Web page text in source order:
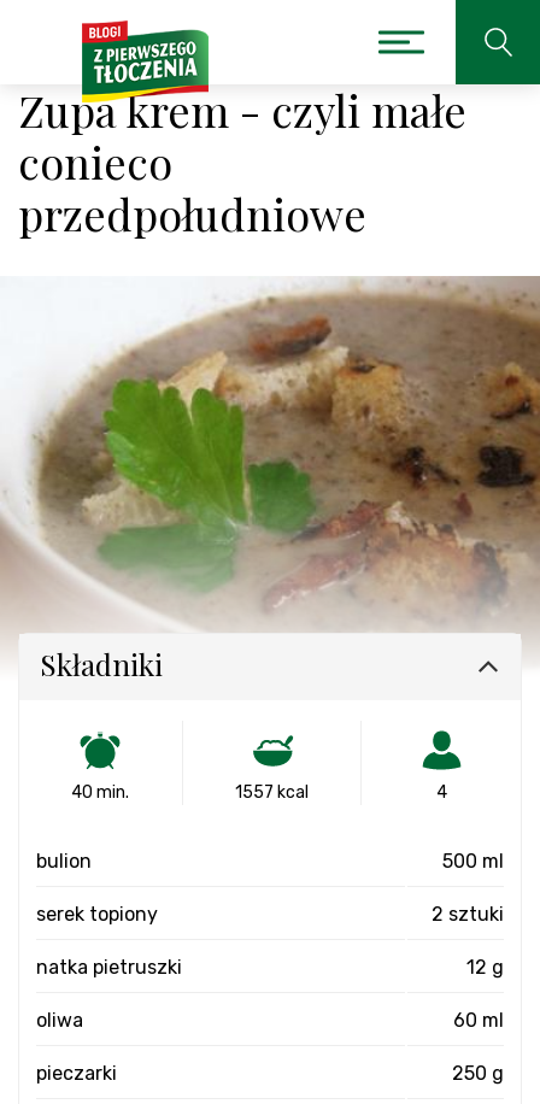
Zupa krem - czyli małe
conieco
przedpołudniowe
Składniki
40 min. 1557 kcal 4
bulion 500 ml
serek topiony 2 sztuki
natka pietruszki 12 g
oliwa 60 ml
pieczarki 250 g